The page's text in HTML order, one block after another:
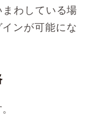
わしている場
ンが可能にな